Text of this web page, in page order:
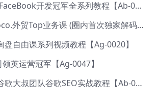
新版外土司FaceBook开发冠军全系列教程【Ab-0021】
新版鼎贸Coco.外贸Top业务课 (圈内首次独家解码|460节课)【Ag-0091】
盘自由课系列视频教程【Ag-0020】
英运营冠军【Ag-0047】
环新网络.谷歌大叔团队谷歌SEO实战教程【Ab-0024】